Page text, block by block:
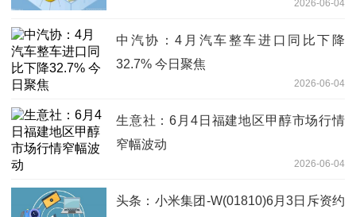
2026-06-04
中汽协：4月汽车整车进口同比下降
32.7% 今日聚焦
2026-06-04
生意社：6月4日福建地区甲醇市场行情
窄幅波动
2026-06-04
头条：小米集团-W(01810)6月3日斥资约